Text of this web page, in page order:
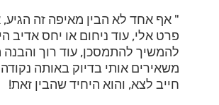
" אף אחד לא הבין מאיפה זה
פרט אלי, עוד ניחום או יחס אדיב
להמשיך להתמסכן, עוד רוך והבנה
משאירים אותי בדיוק באותה
חייב לצא, והוא היחיד שהבין זאת!